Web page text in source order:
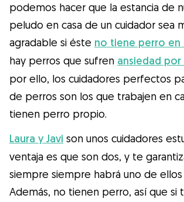
podemos hacer que la estancia de
peludo en casa de un cuidador sea
agradable si éste no tiene perro en
hay perros que sufren ansiedad
por ello, los cuidadores perfectos
de perros son los que trabajen en
tienen perro propio.
Laura y Javi son unos cuidadores
ventaja es que son dos, y te
siempre siempre habrá uno de ellos
Además, no tienen perro, así que si